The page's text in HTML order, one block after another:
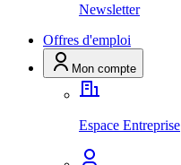
Newsletter
Offres d'emploi
Mon compte
Espace Entreprise